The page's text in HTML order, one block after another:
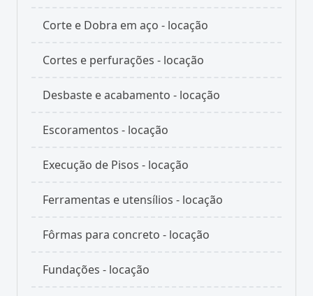
Corte e Dobra em aço - locação
Cortes e perfurações - locação
Desbaste e acabamento - locação
Escoramentos - locação
Execução de Pisos - locação
Ferramentas e utensílios - locação
Fôrmas para concreto - locação
Fundações - locação